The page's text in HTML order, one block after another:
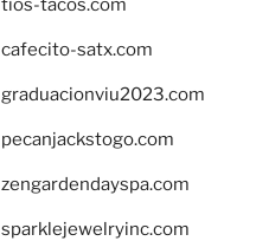
tios-tacos.com
cafecito-satx.com
graduacionviu2023.com
pecanjackstogo.com
zengardendayspa.com
sparklejewelryinc.com